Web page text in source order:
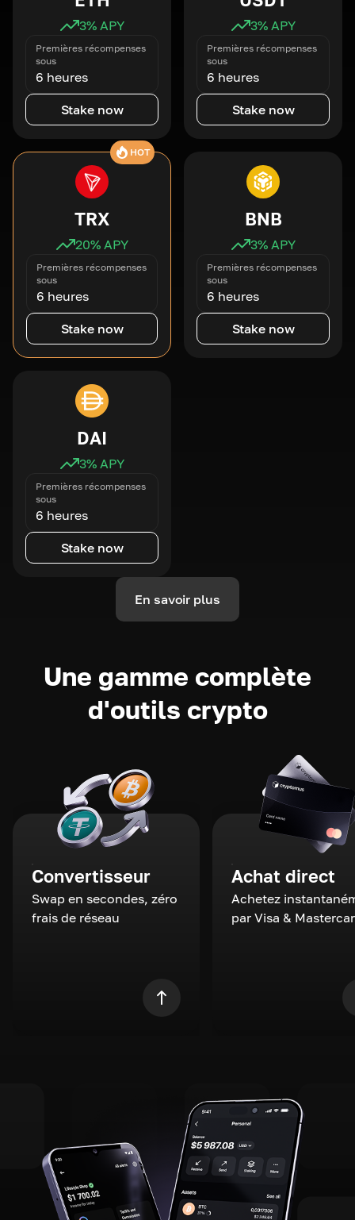
3% APY
Premières récompenses
sous
6 heures
Stake now
3% APY
Premières récompenses
sous
6 heures
Stake now
HOT
TRX
20% APY
Premières récompenses
sous
6 heures
Stake now
BNB
3% APY
Premières récompenses
sous
6 heures
Stake now
DAI
3% APY
Premières récompenses
sous
6 heures
Stake now
En savoir plus
Une gamme complète
d'outils crypto
Convertisseur
Swap en secondes, zéro
frais de réseau
Achat direct
Achetez
par Visa &